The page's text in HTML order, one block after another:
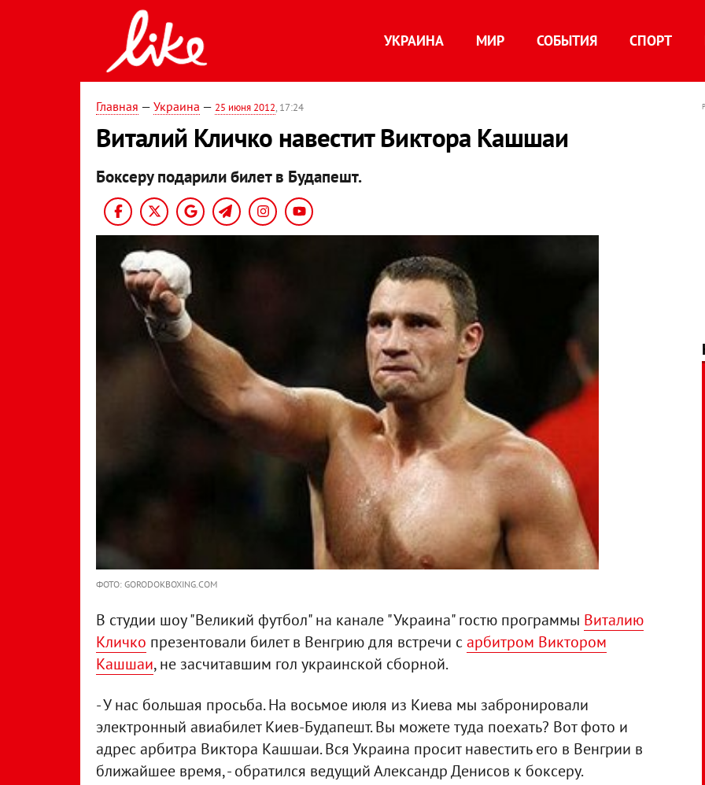
УКРАИНА МИР СОБЫТИЯ СПОРТ
Главная — Украина — 25 июня 2012, 17:24
Виталий Кличко навестит Виктора Кашшаи
Боксеру подарили билет в Будапешт.
ФОТО: GORODOKBOXING.COM
В студии шоу "Великий футбол" на канале "Украина" гостю программы Виталию
Кличко презентовали билет в Венгрию для встречи сарбитром Виктором
Кашшаи, не засчитавшим гол украинской сборной.
- У нас большая просьба. На восьмое июля из Киева мы забронировали
электронный авиабилет Киев-Будапешт. Вы можете туда поехать? Вот фото и
адрес арбитра Виктора Кашшаи. Вся Украина просит навестить его в Венгрии в
ближайшее время, - обратился ведущий Александр Денисов к боксеру.